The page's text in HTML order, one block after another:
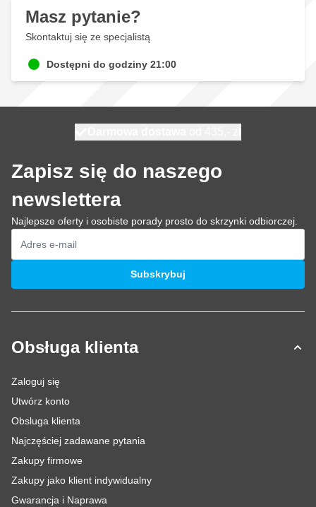
Masz pytanie?
Skontaktuj się ze specjalistą
Dostępni do godziny 21:00
Zapisz się do naszego
newslettera
Najlepsze oferty i osobiste porady prosto do skrzynki odbiorczej.
Adres e-mail
Subskrybuj
Obsługa klienta
Zaloguj się
Utwórz konto
Obsluga klienta
Najczęściej zadawane pytania
Zakupy firmowe
Zakupy jako klient indywidualny
Gwarancja i Naprawa